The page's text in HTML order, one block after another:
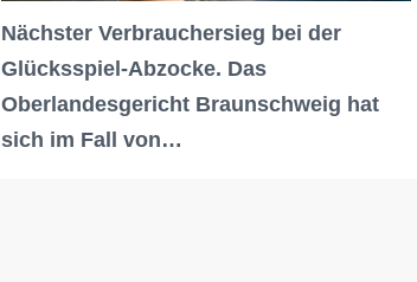
Nächster Verbrauchersieg bei der
Glücksspiel-Abzocke. Das
Oberlandesgericht Braunschweig hat
sich im Fall von…